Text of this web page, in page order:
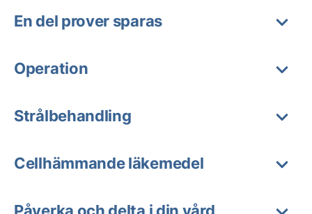
En del prover sparas
Operation
Strålbehandling
Cellhämmande läkemedel